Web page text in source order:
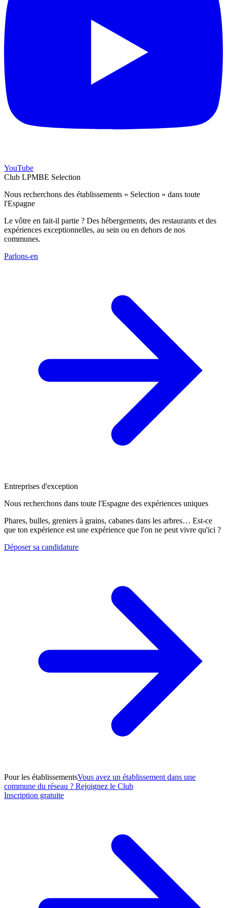
YouTube
Club LPMBE Selection
Nous recherchons des établissements « Selection » dans toute
l'Espagne
Le vôtre en fait-il partie ? Des hébergements, des restaurants et des
expériences exceptionnelles, au sein ou en dehors de nos
communes.
Parlons-en
Entreprises d'exception
Nous recherchons dans toute l'Espagne des expériences uniques
Phares, bulles, greniers à grains, cabanes dans les arbres… Est-ce
que ton expérience est une expérience que l'on ne peut vivre qu'ici ?
Déposer sa candidature
Pour les établissementsVous avez un établissement dans une
commune du réseau ? Rejoignez le Club
Inscription gratuite